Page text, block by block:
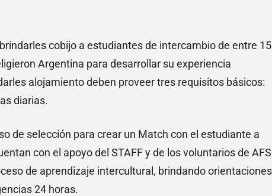
cobijo a estudiantes de intercambio de entre 15
Argentina para desarrollar su experiencia
alojamiento deben proveer tres requisitos básicos:
diarias.
de selección para crear un Match con el estudiante a
con el apoyo del STAFF y de los voluntarios de AFS
de aprendizaje intercultural, brindando orientaciones
24 horas.